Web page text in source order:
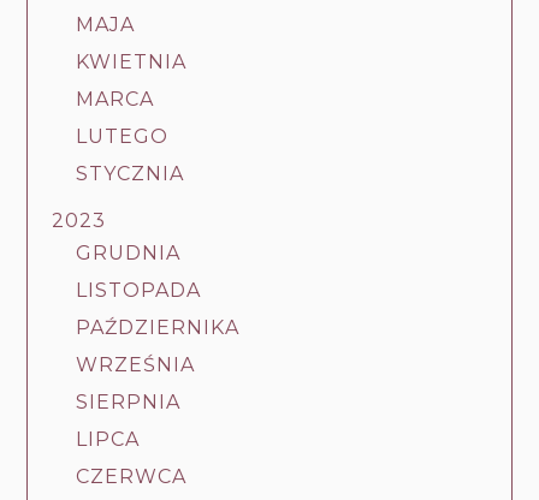
MAJA
KWIETNIA
MARCA
LUTEGO
STYCZNIA
2023
GRUDNIA
LISTOPADA
PAŹDZIERNIKA
WRZEŚNIA
SIERPNIA
LIPCA
CZERWCA